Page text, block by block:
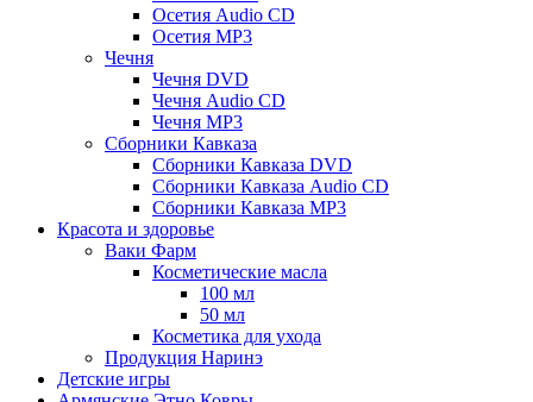
Осетия Audio CD
Осетия MP3
Чечня
Чечня DVD
Чечня Audio CD
Чечня MP3
Сборники Кавказа
Сборники Кавказа DVD
Сборники Кавказа Audio CD
Сборники Кавказа MP3
Красота и здоровье
Ваки Фарм
Косметические масла
100 мл
50 мл
Косметика для ухода
Продукция Наринэ
Детские игры